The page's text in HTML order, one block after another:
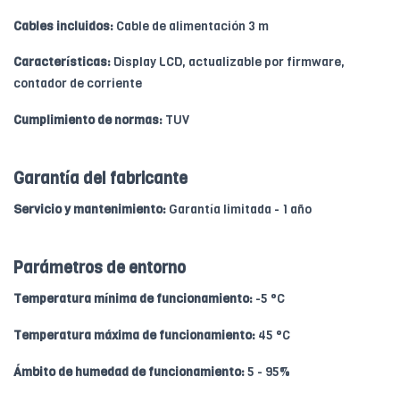
Cables incluidos: Cable de alimentación 3 m
Características: Display LCD, actualizable por firmware,
contador de corriente
Cumplimiento de normas: TUV
Garantía del fabricante
Servicio y mantenimiento: Garantía limitada - 1 año
Parámetros de entorno
Temperatura mínima de funcionamiento: -5 °C
Temperatura máxima de funcionamiento: 45 °C
Ámbito de humedad de funcionamiento:5 - 95%